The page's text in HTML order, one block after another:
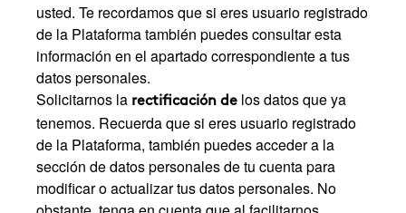
usted. Te recordamos que si eres usuario registrado
de la Plataforma también puedes consultar esta
información en el apartado correspondiente a tus
datos personales.
Solicitarnos la rectificación de los datos que ya
tenemos. Recuerda que si eres usuario registrado
de la Plataforma, también puedes acceder a la
sección de datos personales de tu cuenta para
modificar o actualizar tus datos personales. No